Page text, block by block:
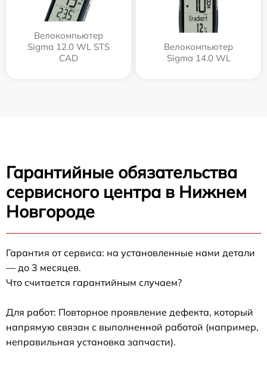
Велокомпьютер
Sigma 12.0 WL STS
CAD
Велокомпьютер
Sigma 14.0 WL
Гарантийные обязательства
сервисного центра в Нижнем
Новгороде
Гарантия от сервиса: на установленные нами детали
— до 3 месяцев.
Что считается гарантийным случаем?
Для работ: Повторное проявление дефекта, который
напрямую связан с выполненной работой (например,
неправильная установка запчасти).